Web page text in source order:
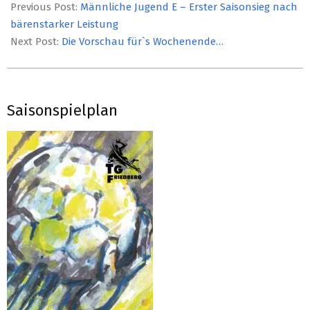
11-
07
Previous Post: Männliche Jugend E – Erster Saisonsieg nach
bärenstarker Leistung
Next Post: Die Vorschau für`s Wochenende…
Saisonspielplan